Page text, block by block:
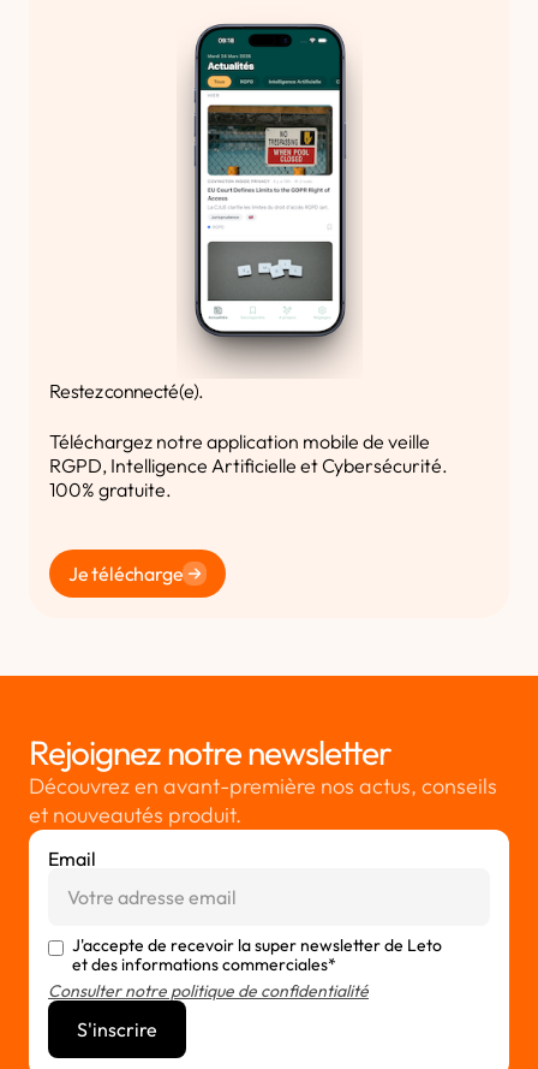
Restez connecté(e).
Téléchargez notre application mobile de veille
RGPD, Intelligence Artificielle et Cybersécurité.
100% gratuite.
Je télécharge
Rejoignez notre newsletter
Découvrez en avant-première nos actus, conseils
et nouveautés produit.
Email
J'accepte de recevoir la super newsletter de Leto
et des informations commerciales*
Consulter notre politique de confidentialité